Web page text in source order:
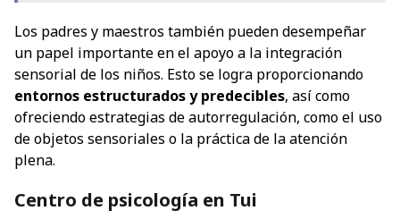
Los padres y maestros también pueden desempeñar
un papel importante en el apoyo a la integración
sensorial de los niños. Esto se logra proporcionando
entornos estructurados y predecibles, así como
ofreciendo estrategias de autorregulación, como el uso
de objetos sensoriales o la práctica de la atención
plena.
Centro de psicología en Tui